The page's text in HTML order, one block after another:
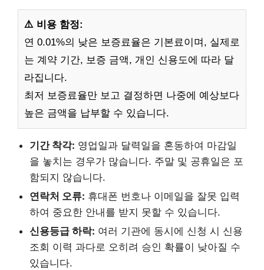
⚠️ 비용 함정:
연 0.01%의 낮은 보증료율은 기본료이며, 실제로
는 계약 기간, 보증 금액, 개인 신용도에 따라 달
라집니다.
최저 보증료율만 보고 결정하면 나중에 예상보다
높은 금액을 납부할 수 있습니다.
기간 착각: 영업일과 달력일을 혼동하여 마감일
을 놓치는 경우가 많습니다. 주말 및 공휴일은 포
함되지 않습니다.
연락처 오류: 휴대폰 번호나 이메일을 잘못 입력
하여 중요한 안내를 받지 못할 수 있습니다.
신용등급 하락: 여러 기관에 동시에 신청 시 신용
조회 이력 과다로 오히려 승인 확률이 낮아질 수
있습니다.